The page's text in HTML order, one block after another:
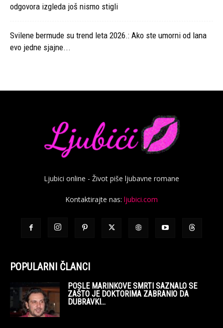
odgovora izgleda još nismo stigli
Svilene bermude su trend leta 2026.: Ako ste umorni od lana
evo jedne sjajne...
Ljubici online - Život piše ljubavne romane
Kontaktirajte nas: ljubici.com
POPULARNI ČLANCI
POSLE MARINKOVE SMRTI SAZNALO SE
ZAŠTO JE DOKTORIMA ZABRANIO DA
DUBRAVKI...